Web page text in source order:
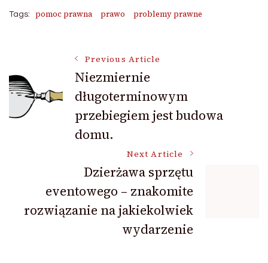
Tags: pomoc prawna prawo problemy prawne
Post
Navigation
Previous Article
Niezmiernie
długoterminowym
przebiegiem jest budowa
domu.
Next Article
Dzierżawa sprzętu
eventowego – znakomite
rozwiązanie na jakiekolwiek
wydarzenie